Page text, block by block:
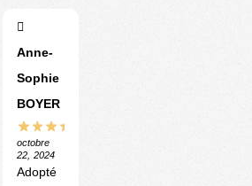
Anne-
Sophie
BOYER
octobre
22, 2024
Adopté